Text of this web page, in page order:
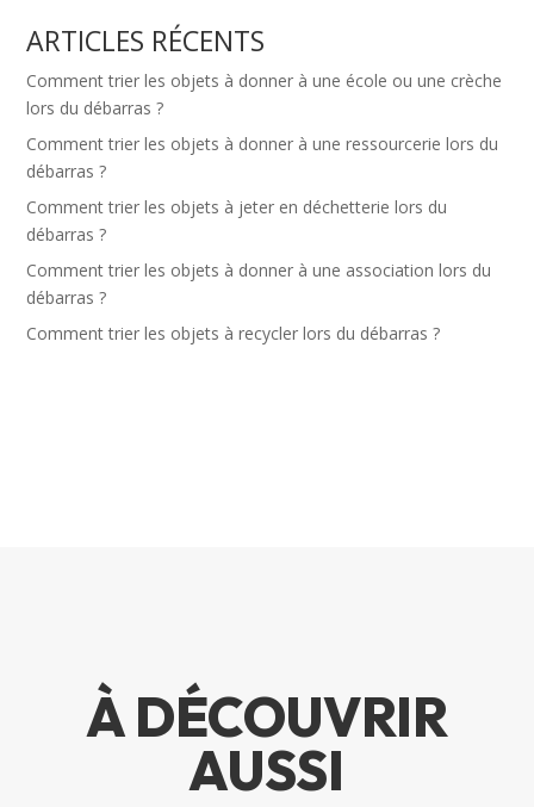
ARTICLES RÉCENTS
Comment trier les objets à donner à une école ou une crèche
lors du débarras ?
Comment trier les objets à donner à une ressourcerie lors du
débarras ?
Comment trier les objets à jeter en déchetterie lors du
débarras ?
Comment trier les objets à donner à une association lors du
débarras ?
Comment trier les objets à recycler lors du débarras ?
À DÉCOUVRIR
AUSSI